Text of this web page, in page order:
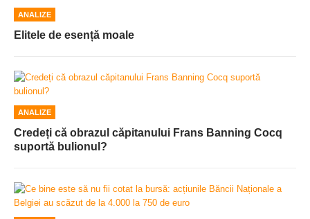
ANALIZE
Elitele de esență moale
ANALIZE
Credeți că obrazul căpitanului Frans Banning Cocq
suportă bulionul?